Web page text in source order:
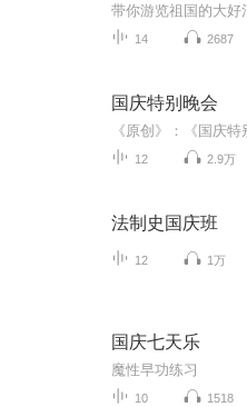
带你游览祖国的大
14 2687
国庆特别晚会
12 2.9万
法制史国庆班
12 1万
国庆七天乐
魔性早功练习
10 1518